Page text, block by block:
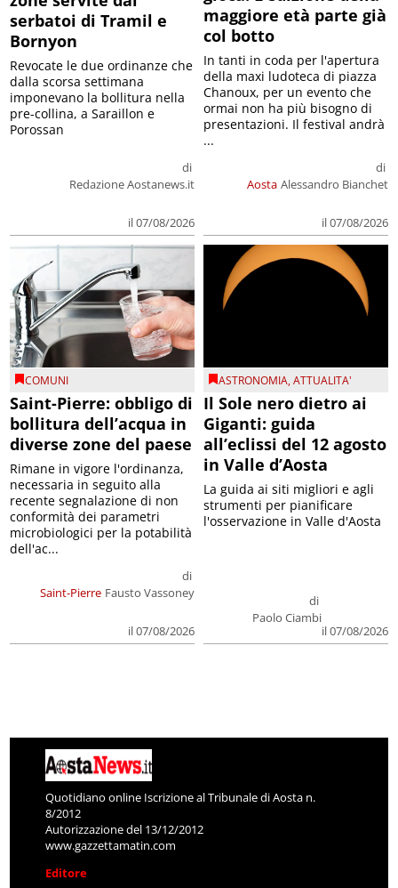
serbatoi di Tramil e
Bornyon
di
Redazione Aostanews.it
il 07/08/2026
Revocate le due ordinanze che
dalla scorsa settimana
imponevano la bollitura nella
pre-collina, a Saraillon e
Porossan
maggiore età parte già
col botto
Aosta
di
Alessandro Bianchet
il 07/08/2026
In tanti in coda per l'apertura
della maxi ludoteca di piazza
Chanoux, per un evento che
ormai non ha più bisogno di
presentazioni. Il festival andrà
...
COMUNI
Saint-Pierre: obbligo di
bollitura dell’acqua in
diverse zone del paese
Saint-Pierre
di
Fausto Vassoney
il 07/08/2026
Rimane in vigore l'ordinanza,
necessaria in seguito alla
recente segnalazione di non
conformità dei parametri
microbiologici per la potabilità
dell'ac...
ASTRONOMIA,ATTUALITA'
Il Sole nero dietro ai
Giganti: guida
all’eclissi del 12 agosto
in Valle d’Aosta
di
Paolo Ciambi
il 07/08/2026
La guida ai siti migliori e agli
strumenti per pianificare
l'osservazione in Valle d'Aosta
Quotidiano online Iscrizione al Tribunale di Aosta n.
8/2012
Autorizzazione del 13/12/2012
www.gazzettamatin.com
Editore